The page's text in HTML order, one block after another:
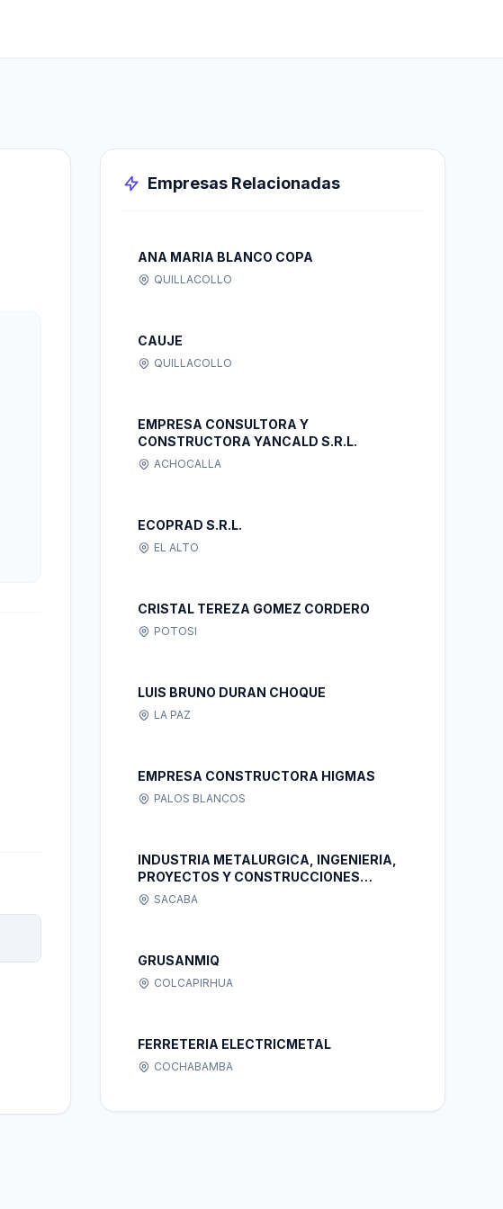
Empresas Relacionadas
ANA MARIA BLANCO COPA
QUILLACOLLO
CAUJE
QUILLACOLLO
EMPRESA CONSULTORA Y
CONSTRUCTORA YANCALD S.R.L.
ACHOCALLA
ECOPRAD S.R.L.
EL ALTO
CRISTAL TEREZA GOMEZ CORDERO
POTOSI
LUIS BRUNO DURAN CHOQUE
LA PAZ
EMPRESA CONSTRUCTORA HIGMAS
PALOS BLANCOS
INDUSTRIA METALURGICA, INGENIERIA,
PROYECTOS Y CONSTRUCCIONES
SOCIEDAD DE RESPONSABILIDAD
SACABA
GRUSANMIQ
COLCAPIRHUA
FERRETERIA ELECTRICMETAL
COCHABAMBA